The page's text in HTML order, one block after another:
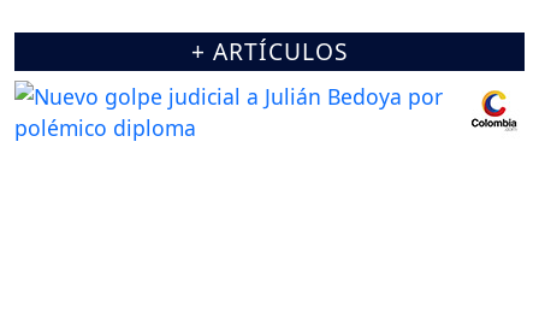
+ ARTÍCULOS